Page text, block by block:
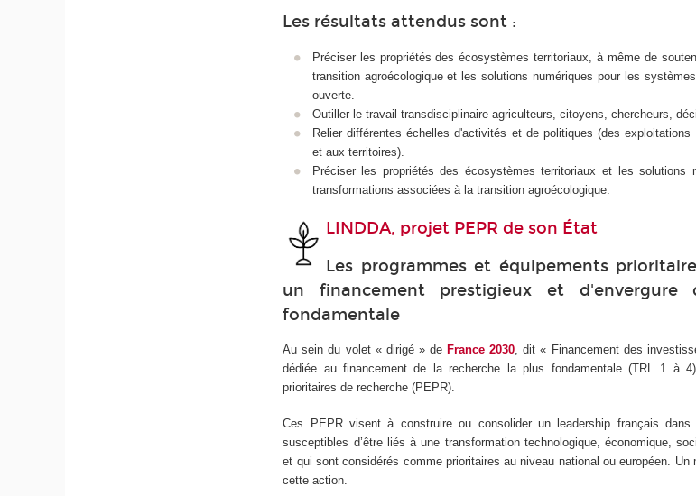
Les résultats attendus sont :
Préciser les propriétés des écosystèmes territoriaux, à même de
transition agroécologique et les solutions numériques pour les
ouverte.
Outiller le travail transdisciplinaire agriculteurs, citoyens, chercheurs,
Relier différentes échelles d'activités et de politiques (des
et aux territoires).
Préciser les propriétés des écosystèmes territoriaux et les solutions
transformations associées à la transition agroécologique.
LINDDA, projet PEPR de son État
Les programmes et équipements
un financement prestigieux et d'envergure
fondamentale
Au sein du volet « dirigé » de France 2030 , dit « Financement des
dédiée au financement de la recherche la plus fondamentale (TRL 1 à
prioritaires de recherche (PEPR).
Ces PEPR visent à construire ou consolider un leadership français
susceptibles d’être liés à une transformation technologique, économique,
et qui sont considérés comme prioritaires au niveau national ou européen.
cette action.